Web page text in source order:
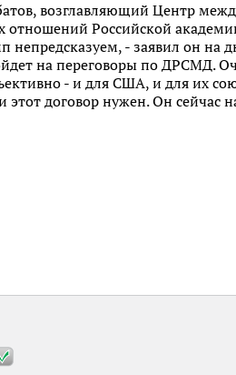
возглавляющий Центр
Российской
- заявил он на
на переговоры по ДРСМД.
- и для США, и для их
этот договор нужен. Он сейчас